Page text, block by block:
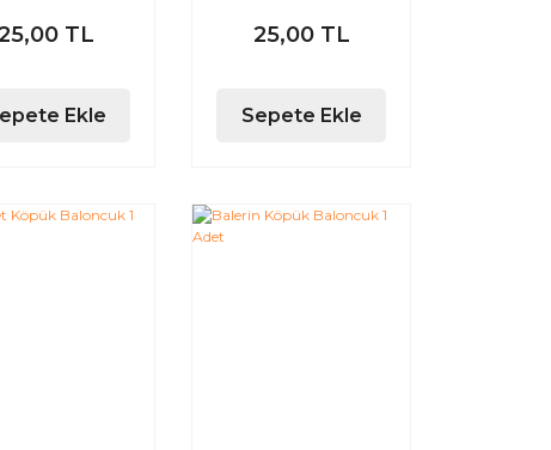
TL
Ekle
25,00 TL
Sepete Ekle